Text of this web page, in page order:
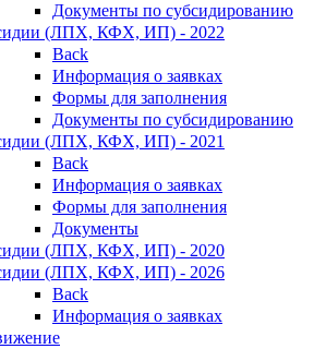
Документы по субсидированию
(ЛПХ, КФХ, ИП) - 2022
Back
Информация о заявках
Формы для заполнения
Документы по субсидированию
(ЛПХ, КФХ, ИП) - 2021
Back
Информация о заявках
Формы для заполнения
Документы
(ЛПХ, КФХ, ИП) - 2020
(ЛПХ, КФХ, ИП) - 2026
Back
Информация о заявках